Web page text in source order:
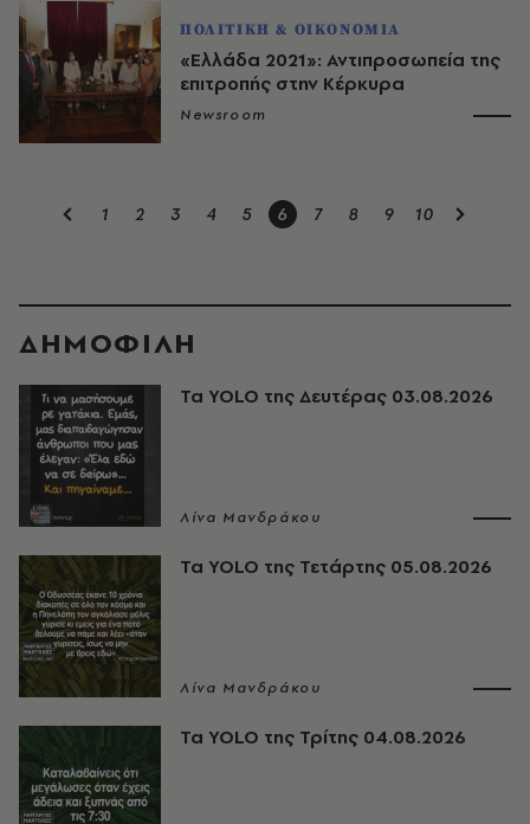
ΠΟΛΙΤΙΚΗ & ΟΙΚΟΝΟΜΙΑ
«Ελλάδα 2021»: Αντιπροσωπεία της
επιτροπής στην Κέρκυρα
Newsroom
1 2 3 4 5 6 7 8 9 10
ΔΗΜΟΦΙΛΗ
Τα YOLO της Δευτέρας 03.08.2026
Λίνα Μανδράκου
Τα YOLO της Τετάρτης 05.08.2026
Λίνα Μανδράκου
Τα YOLO της Τρίτης 04.08.2026